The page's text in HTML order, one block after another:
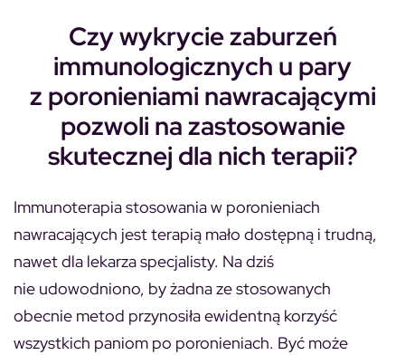
Czy wykrycie zaburzeń
immunologicznych u pary
z poronieniami nawracającymi
pozwoli na zastosowanie
skutecznej dla nich terapii?
Immunoterapia stosowania w poronieniach
nawracających jest terapią mało dostępną i trudną,
nawet dla lekarza specjalisty. Na dziś
nie udowodniono, by żadna ze stosowanych
obecnie metod przynosiła ewidentną korzyść
wszystkich paniom po poronieniach. Być może